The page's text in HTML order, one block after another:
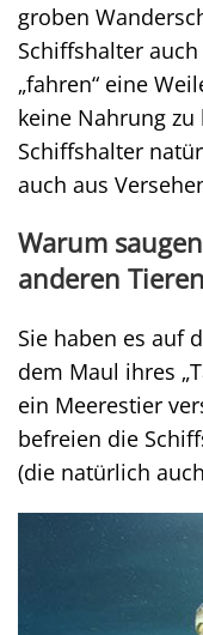
groben
Schiffshalter
„fahren“ eine
keine Nahrung
Schiffshalter
auch aus
Warum
anderen
Sie haben es auf
dem Maul ihres
ein Meerestier
befreien die
(die natürlich